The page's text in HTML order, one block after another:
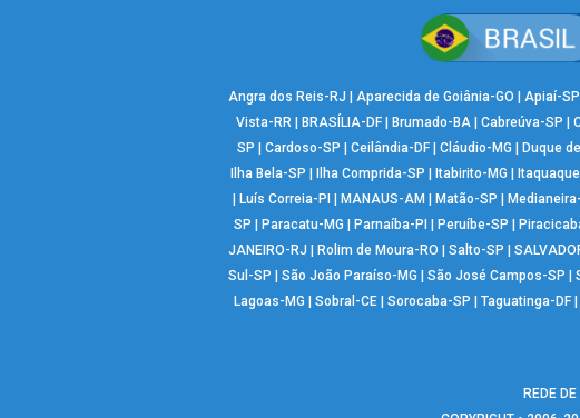
Angra dos Reis-RJ | Aparecida de Goiânia-GO | Apiaí-SP
Vista-RR| BRASÍLIA-DF| Brumado-BA| Cabreúva-SP |
SP | Cardoso-SP | Ceilândia-DF | Cláudio-MG | Duque
Ilha Bela-SP | Ilha Comprida-SP | Itabirito-MG |
| Luís Correia-PI | MANAUS-AM | Matão-SP |
SP | Paracatu-MG | Parnaíba-PI | Peruíbe-SP |
JANEIRO-RJ | Rolim de Moura-RO | Salto-SP |
Sul-SP | São João Paraíso-MG | São José Campos-SP |
Lagoas-MG | Sobral-CE| Sorocaba-SP | Taguatinga-DF|
REDE